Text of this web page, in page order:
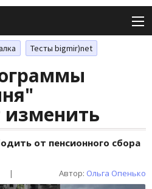
Тесты bigmir)net
изменить
от пенсионного сбора
| Автор: Ольга Опенько